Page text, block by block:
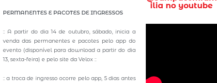
PERMANENTES E PACOTES DE INGRESSOS
:: A partir do dia 14 de outubro, sábado, inicia a
venda das permanentes e pacotes pelo app do
evento (disponível para download a partir do dia
13, sexta-feira) e pelo site da Velox ::
:: a troca de ingresso ocorre pelo app, 5 dias antes
ilia no youtube